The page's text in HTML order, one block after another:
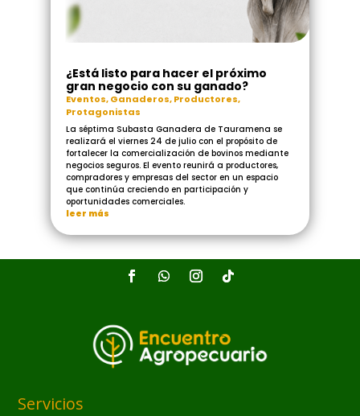
¿Está listo para hacer el próximo
gran negocio con su ganado?
Eventos,Ganaderos,Productores,
Protagonistas
La séptima Subasta Ganadera de Tauramena se
realizará el viernes 24 de julio con el propósito de
fortalecer la comercialización de bovinos mediante
negocios seguros. El evento reunirá a productores,
compradores y empresas del sector en un espacio
que continúa creciendo en participación y
oportunidades comerciales.
leer más
Servicios